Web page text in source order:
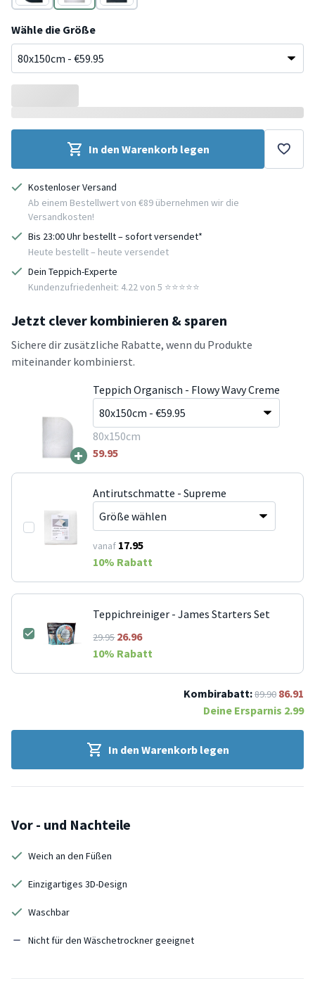
AnthrazitCreme
Anthrazit
Wähle die Größe
In den Warenkorb legen
Kostenloser Versand
Ab einem Bestellwert von €89 übernehmen wir die
Versandkosten!
Bis 23:00 Uhr bestellt – sofort versendet*
Heute bestellt – heute versendet
Dein Teppich-Experte
Kundenzufriedenheit: 4.22 von 5 ⭐️⭐️⭐️⭐️⭐️
Jetzt clever kombinieren & sparen
Sichere dir zusätzliche Rabatte, wenn du Produkte
miteinander kombinierst.
+
Teppich Organisch - Flowy Wavy Creme
80x150cm
59.95
Antirutschmatte - Supreme
vanaf 17.95
10% Rabatt
Teppichreiniger - James Starters Set
29.9526.96
10% Rabatt
Kombirabatt:89.90 86.91
Deine Ersparnis 2.99
In den Warenkorb legen
Vor - und Nachteile
Weich an den Füßen
Einzigartiges 3D-Design
Waschbar
Nicht für den Wäschetrockner geeignet